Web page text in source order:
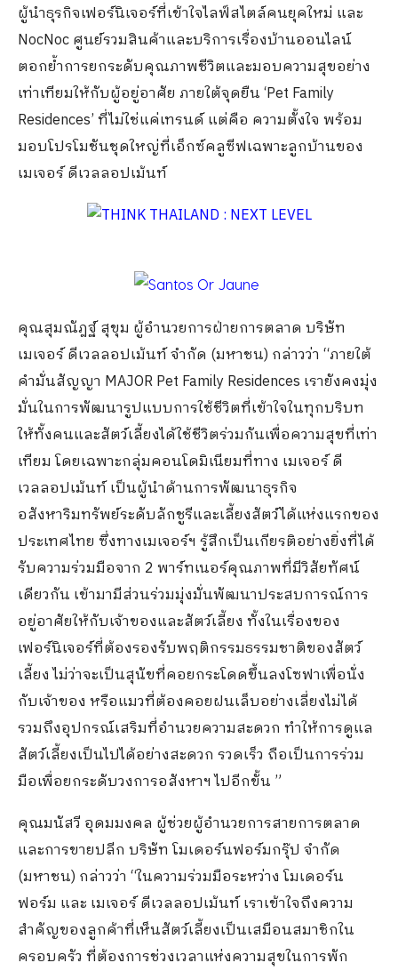
ผู้นำธุรกิจเฟอร์นิเจอร์ที่เข้าใจไลฟ์สไตล์คนยุคใหม่ และ
NocNoc ศูนย์รวมสินค้าและบริการเรื่องบ้านออนไลน์
ตอกย้ำการยกระดับคุณภาพชีวิตและมอบความสุขอย่าง
เท่าเทียมให้กับผู้อยู่อาศัย ภายใต้จุดยืน ‘Pet Family
Residences’ ที่ไม่ใช่แค่เทรนด์ แต่คือ ความตั้งใจ พร้อม
มอบโปรโมชันชุดใหญ่ที่เอ็กซ์คลูซีฟเฉพาะลูกบ้านของ
เมเจอร์ ดีเวลลอปเม้นท์
คุณสุมณัฎฐ์ สุขุม ผู้อำนวยการฝ่ายการตลาด บริษัท
เมเจอร์ ดีเวลลอปเม้นท์ จำกัด (มหาชน) กล่าวว่า “ภายใต้
คำมั่นสัญญา MAJOR Pet Family Residences เรายังคงมุ่ง
มั่นในการพัฒนารูปแบบการใช้ชีวิตที่เข้าใจในทุกบริบท
ให้ทั้งคนและสัตว์เลี้ยงได้ใช้ชีวิตร่วมกันเพื่อความสุขที่เท่า
เทียม โดยเฉพาะกลุ่มคอนโดมิเนียมที่ทาง เมเจอร์ ดี
เวลลอปเม้นท์ เป็นผู้นำด้านการพัฒนาธุรกิจ
อสังหาริมทรัพย์ระดับลักชูรีและเลี้ยงสัตว์ได้แห่งแรกของ
ประเทศไทย ซึ่งทางเมเจอร์ฯ รู้สึกเป็นเกียรติอย่างยิ่งที่ได้
รับความร่วมมือจาก 2 พาร์ทเนอร์คุณภาพที่มีวิสัยทัศน์
เดียวกัน เข้ามามีส่วนร่วมมุ่งมั่นพัฒนาประสบการณ์การ
อยู่อาศัยให้กับเจ้าของและสัตว์เลี้ยง ทั้งในเรื่องของ
เฟอร์นิเจอร์ที่ต้องรองรับพฤติกรรมธรรมชาติของสัตว์
เลี้ยง ไม่ว่าจะเป็นสุนัขที่คอยกระโดดขึ้นลงโซฟาเพื่อนั่ง
กับเจ้าของ หรือแมวที่ต้องคอยฝนเล็บอย่างเลี่ยงไม่ได้
รวมถึงอุปกรณ์เสริมที่อำนวยความสะดวก ทำให้การดูแล
สัตว์เลี้ยงเป็นไปได้อย่างสะดวก รวดเร็ว ถือเป็นการร่วม
มือเพื่อยกระดับวงการอสังหาฯ ไปอีกขั้น ”
คุณมนัสวี อุดมมงคล ผู้ช่วยผู้อำนวยการสายการตลาด
และการขายปลีก บริษัท โมเดอร์นฟอร์มกรุ๊ป จำกัด
(มหาชน) กล่าวว่า “ในความร่วมมือระหว่าง โมเดอร์น
ฟอร์ม และ เมเจอร์ ดีเวลลอปเม้นท์ เราเข้าใจถึงความ
สำคัญของลูกค้าที่เห็นสัตว์เลี้ยงเป็นเสมือนสมาชิกใน
ครอบครัว ที่ต้องการช่วงเวลาแห่งความสุขในการพัก